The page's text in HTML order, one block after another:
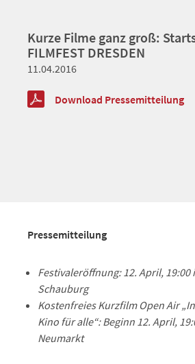
Kurze Filme ganz groß:
FILMFEST DRESDEN
11.04.2016
Download Pressemitteilung
Pressemitteilung
Festivaleröffnung: 12. April,
Schauburg
Kostenfreies Kurzfilm Open Air
Kino für alle“: Beginn 12. April,
Neumarkt